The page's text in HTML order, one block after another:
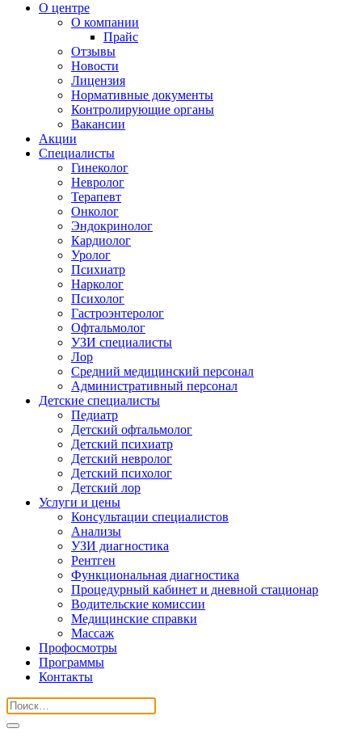
О центре
О компании
Прайс
Отзывы
Новости
Лицензия
Нормативные документы
Контролирующие органы
Вакансии
Акции
Специалисты
Гинеколог
Невролог
Терапевт
Онколог
Эндокринолог
Кардиолог
Уролог
Психиатр
Нарколог
Психолог
Гастроэнтеролог
Офтальмолог
УЗИ специалисты
Лор
Средний медицинский персонал
Административный персонал
Детские специалисты
Педиатр
Детский офтальмолог
Детский психиатр
Детский невролог
Детский психолог
Детский лор
Услуги и цены
Консультации специалистов
Анализы
УЗИ диагностика
Рентген
Функциональная диагностика
Процедурный кабинет и дневной стационар
Водительские комиссии
Медицинские справки
Массаж
Профосмотры
Программы
Контакты